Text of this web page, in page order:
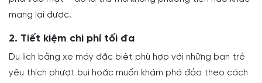
mang lại được.
2. Tiết kiệm chi phí tối đa
Du lịch bằng xe máy đặc biệt phù hợp với những bạn trẻ
yêu thích phượt bụi hoặc muốn khám phá đảo theo cách